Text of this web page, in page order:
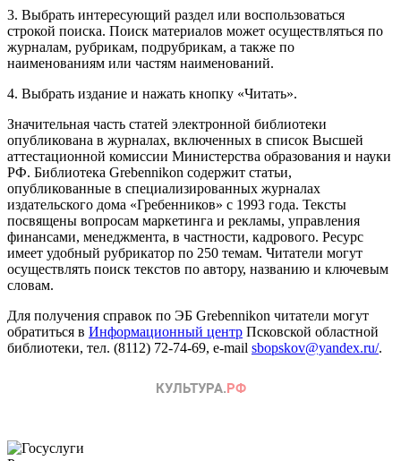
3. Выбрать интересующий раздел или воспользоваться
строкой поиска. Поиск материалов может осуществляться по
журналам, рубрикам, подрубрикам, а также по
наименованиям или частям наименований.
4. Выбрать издание и нажать кнопку «Читать».
Значительная часть статей электронной библиотеки
опубликована в журналах, включенных в список Высшей
аттестационной комиссии Министерства образования и науки
РФ. Библиотека Grebennikon содержит статьи,
опубликованные в специализированных журналах
издательского дома «Гребенников» с 1993 года. Тексты
посвящены вопросам маркетинга и рекламы, управления
финансами, менеджмента, в частности, кадрового. Ресурс
имеет удобный рубрикатор по 250 темам. Читатели могут
осуществлять поиск текстов по автору, названию и ключевым
словам.
Для получения справок по ЭБ Grebennikon читатели могут
обратиться в Информационный центр Псковской областной
библиотеки, тел. (8112) 72-74-69, e-mail sbopskov@yandex.ru/.